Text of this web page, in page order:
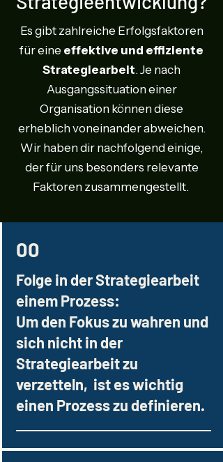
Es gibt zahlreiche Erfolgsfaktoren
für eine effektive und effiziente
Strategiearbeit. Je nach
Ausgangssituation einer
Organisation können diese
erheblich voneinander abweichen.
Wir haben dir nachfolgend einige,
der für uns besonders relevante
Faktoren zusammengestellt.
00
Folge in der Strategiearbeit
einem Prozess:
Um den Fokus zu wahren und
sich nicht in der
Strategiearbeit zu
verzetteln, ist es wichtig
einen Prozess zu definieren.